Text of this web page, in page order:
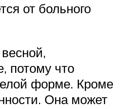
от больного
потому что
форме. Кроме
Она может